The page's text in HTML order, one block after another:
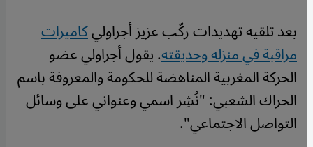
بعد تلقيه تهديدات ركّب عزيز أجراوليكاميرات
مراقبة في منزله وحديقته. يقول أجراولي عضو
الحركة المغربية المناهضة للحكومة والمعروفة باسم
الحراك الشعبي: "نُشِر اسمي وعنواني على وسائل
التواصل الاجتماعي".